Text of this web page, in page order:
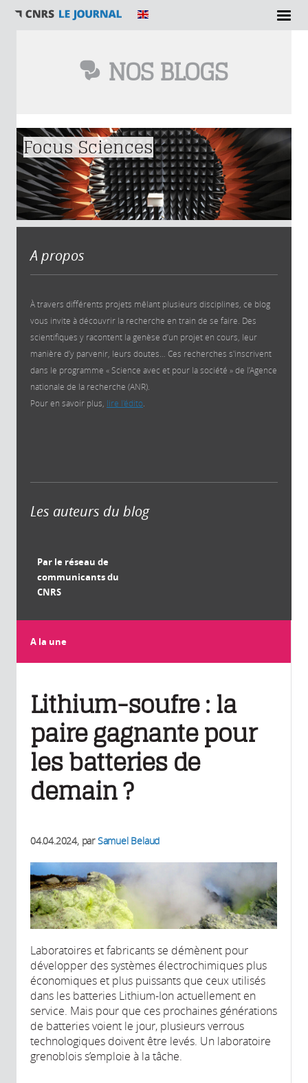
NOS BLOGS
Vous êtes ici
Focus Sciences
A propos
À travers différents projets mêlant plusieurs disciplines, ce blog
vous invite à découvrir la recherche en train de se faire. Des
scientifiques y racontent la genèse d’un projet en cours, leur
manière d’y parvenir, leurs doutes… Ces recherches s'inscrivent
dans le programme « Science avec et pour la société » de l’Agence
nationale de la recherche (ANR).
Pour en savoir plus, lire l'édito
Les auteurs du blog
Par le réseau de
communicants du
CNRS
A la une
Lithium-soufre : la
paire gagnante pour
les batteries de
demain ?
04.04.2024, parSamuel Belaud
Laboratoires et fabricants se démènent pour
développer des systèmes électrochimiques plus
économiques et plus puissants que ceux utilisés
dans les batteries Lithium-Ion actuellement en
service. Mais pour que ces prochaines générations
de batteries voient le jour, plusieurs verrous
technologiques doivent être levés. Un laboratoire
grenoblois s’emploie à la tâche.